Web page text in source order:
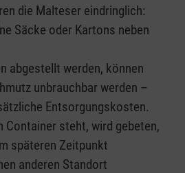
die Malteser eindringlich:
Säcke oder Kartons neben
abgestellt werden, können
unbrauchbar werden –
Entsorgungskosten.
Container steht, wird gebeten,
späteren Zeitpunkt
anderen Standort